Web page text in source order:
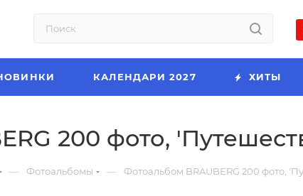
КАЛЕНДАРИ 2027 ХИТЫ
200 фото,
— Фотоальбомы — Фотоальбом BRAUBERG 200 фото,